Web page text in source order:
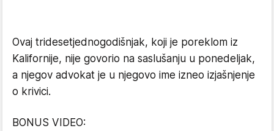
Ovaj tridesetjednogodišnjak, koji je poreklom iz
Kalifornije, nije govorio na saslušanju u ponedeljak,
a njegov advokat je u njegovo ime izneo izjašnjenje
o krivici.
BONUS VIDEO: